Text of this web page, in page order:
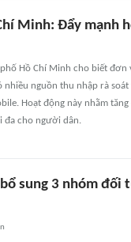
Minh: Đẩy mạnh
phố Hồ Chí Minh cho biết
nguồn thu nhập rà
Hoạt động này nhằm
đa cho người dân.
sung 3 nhóm đối